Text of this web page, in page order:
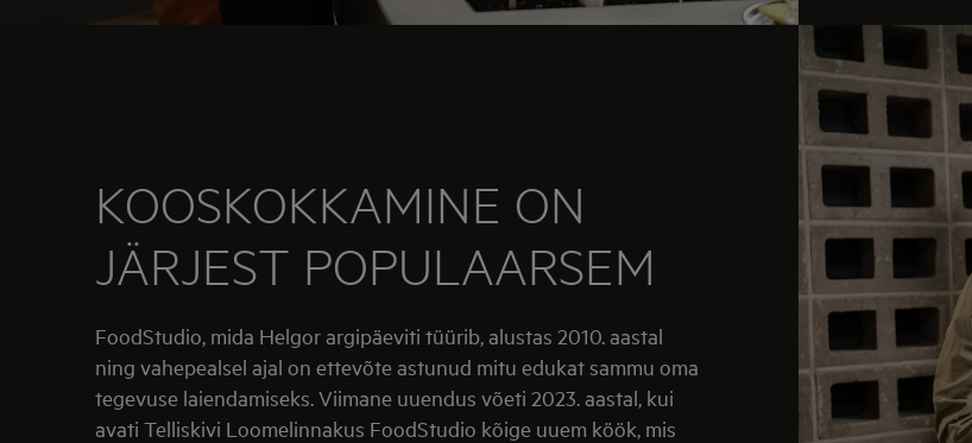
KOOSKOKKAMINE ON
JÄRJEST POPULAARSEM
FoodStudio, mida Helgor argipäeviti tüürib, alustas 2010. aastal
ning vahepealsel ajal on ettevõte astunud mitu edukat sammu oma
tegevuse laiendamiseks. Viimane uuendus võeti 2023. aastal, kui
avati Telliskivi Loomelinnakus FoodStudio kõige uuem köök, mis